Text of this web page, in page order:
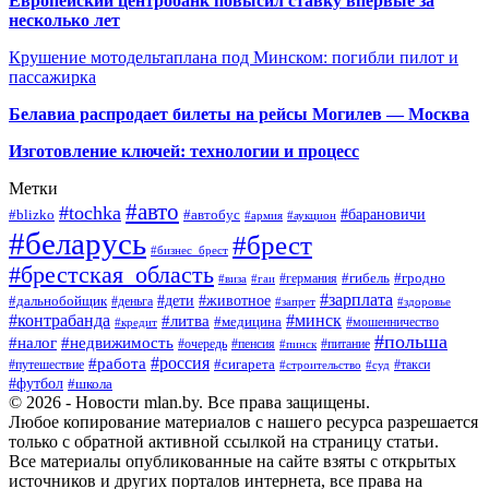
несколько лет
Крушение мотодельтаплана под Минском: погибли пилот и
пассажирка
Белавиа распродает билеты на рейсы Могилев — Москва
Изготовление ключей: технологии и процесс
Метки
#blizko #tochka #авто #автобус #армия #аукцион #барановичи
#беларусь #бизнес_брест #брест
#брестская_область #виза #гаи #германия #гибель #гродно
#дальнобойщик #деньга #дети #животное #запрет #зарплата #здоровье
#контрабанда #кредит #литва #медицина #минск #мошенничество
#налог #недвижимость #очередь #пенсия #пинск #питание #польша
#путешествие #работа #россия #сигарета #строительство #суд #такси
#футбол #школа
© 2026 - Новости mlan.by. Все права защищены.
Любое копирование материалов с нашего ресурса разрешается
только с обратной активной ссылкой на страницу статьи.
Все материалы опубликованные на сайте взяты с открытых
источников и других порталов интернета, все права на